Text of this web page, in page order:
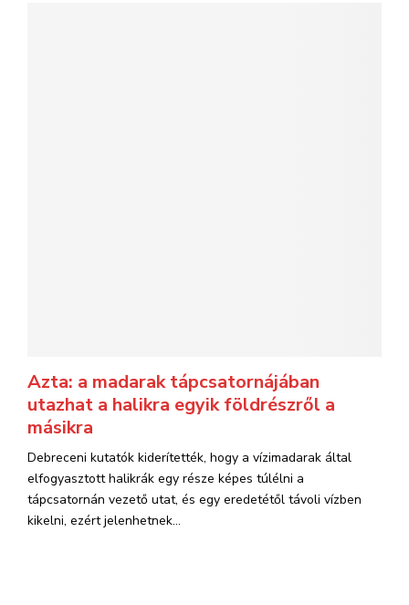
Azta: a madarak tápcsatornájában
utazhat a halikra egyik földrészről a
másikra
Debreceni kutatók kiderítették, hogy a vízimadarak által
elfogyasztott halikrák egy része képes túlélni a
tápcsatornán vezető utat, és egy eredetétől távoli vízben
kikelni, ezért jelenhetnek...